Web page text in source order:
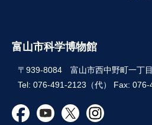
富山市科学博物館
〒939-8084 富山市西中野町一丁
Tel: 076-491-2123（代） Fax: